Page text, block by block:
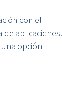
con el
aplicaciones.
opción